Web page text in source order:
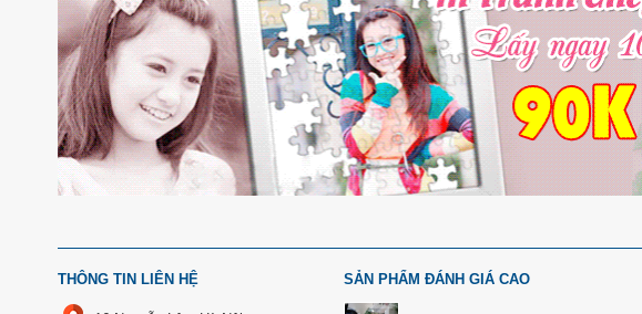
THÔNG TIN LIÊN HỆ SẢN PHẨM ĐÁNH GIÁ CAO